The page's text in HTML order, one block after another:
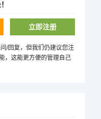
立即注册
/回复，但我们仍建议您注
，这能更方便的管理自己